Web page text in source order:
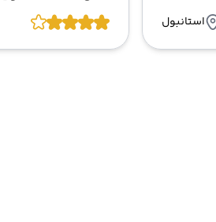
استانبول